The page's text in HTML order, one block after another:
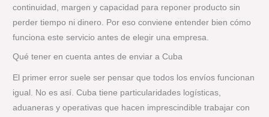
continuidad, margen y capacidad para reponer producto sin
perder tiempo ni dinero. Por eso conviene entender bien cómo
funciona este servicio antes de elegir una empresa.
Qué tener en cuenta antes de enviar a Cuba
El primer error suele ser pensar que todos los envíos funcionan
igual. No es así. Cuba tiene particularidades logísticas,
aduaneras y operativas que hacen imprescindible trabajar con